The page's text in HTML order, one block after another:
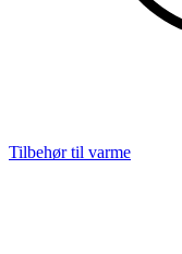
Tilbehør til varme